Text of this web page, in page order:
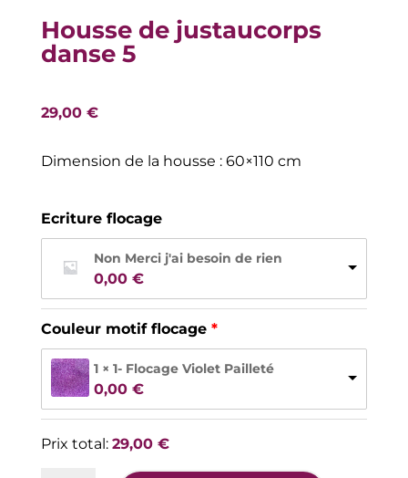
Housse de justaucorps
danse 5
29,00 €
Dimension de la housse : 60×110 cm
Ecriture flocage
Non Merci j'ai besoin de rien
0,00 €
Couleur motif flocage
1 × 1- Flocage Violet Pailleté
0,00 €
Prix total: 29,00 €